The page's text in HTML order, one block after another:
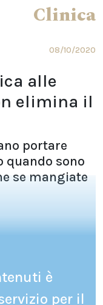
Clinica
08/10/2020
alle
elimina il
portare
quando sono
se mangiate
è
per il